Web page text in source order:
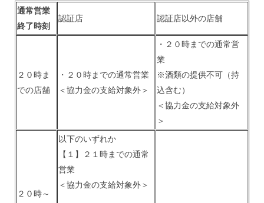
通常営業
終了時刻
認証店 認証店以外の店舗
２０時ま
での店舗
・２０時までの通常営業
＜協力金の支給対象外＞
・２０時までの通常営
業
※酒類の提供不可（持
込含む）
＜協力金の支給対象外
＞
２０時～
以下のいずれか
【１】２１時までの通常
営業
＜協力金の支給対象外＞